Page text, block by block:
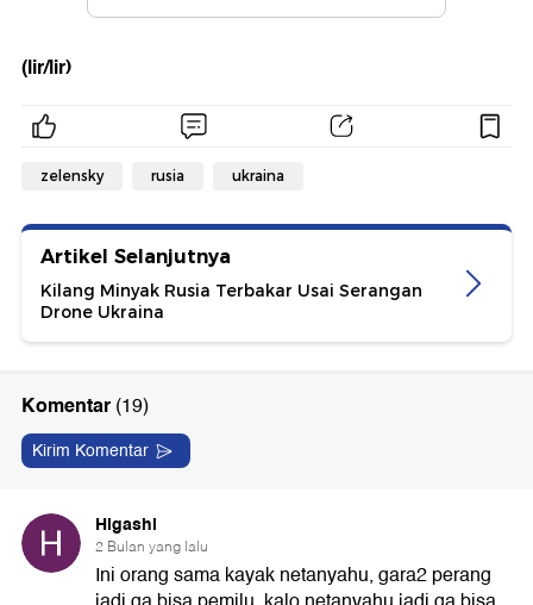
(lir/lir)
zelensky rusia ukraina
Artikel Selanjutnya
Kilang Minyak Rusia Terbakar Usai Serangan
Drone Ukraina